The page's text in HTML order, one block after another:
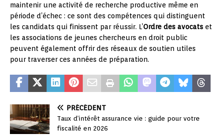
maintenir une activité de recherche productive même en
période d’échec : ce sont des compétences qui distinguent
les candidats qui finissent par réussir. L’Ordre des avocats et
les associations de jeunes chercheurs en droit public
peuvent également offrir des réseaux de soutien utiles
pour traverser ces années de préparation.
PRÉCÉDENT
Taux d’intérêt assurance vie : guide pour votre
fiscalité en 2026